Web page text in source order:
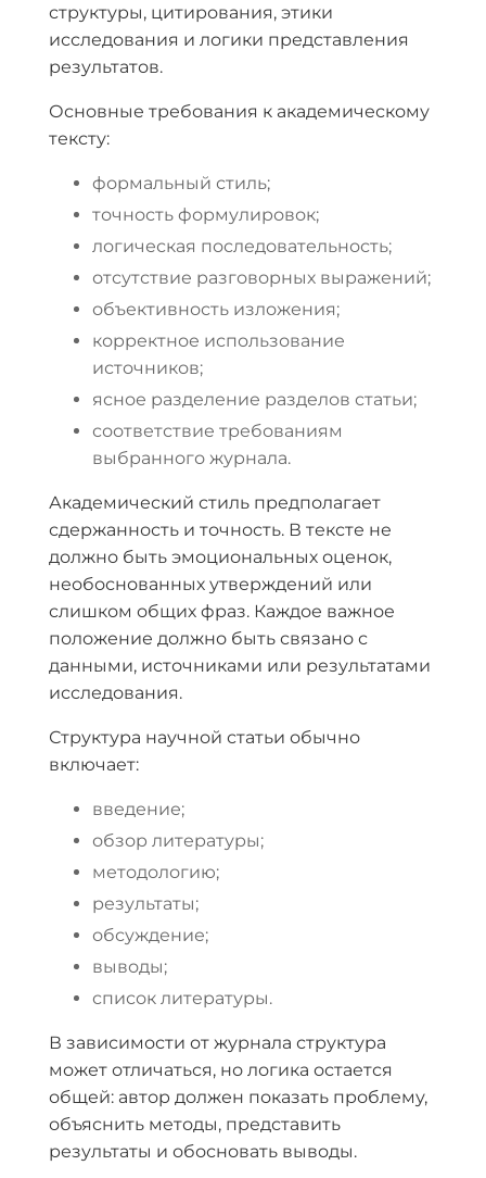
структуры, цитирования, этики
исследования и логики представления
результатов.
Основные требования к академическому
тексту:
формальный стиль;
точность формулировок;
логическая последовательность;
отсутствие разговорных выражений;
объективность изложения;
корректное использование
источников;
ясное разделение разделов статьи;
соответствие требованиям
выбранного журнала.
Академический стиль предполагает
сдержанность и точность. В тексте не
должно быть эмоциональных оценок,
необоснованных утверждений или
слишком общих фраз. Каждое важное
положение должно быть связано с
данными, источниками или результатами
исследования.
Структура научной статьи обычно
включает:
введение;
обзор литературы;
методологию;
результаты;
обсуждение;
выводы;
список литературы.
В зависимости от журнала структура
может отличаться, но логика остается
общей: автор должен показать проблему,
объяснить методы, представить
результаты и обосновать выводы.